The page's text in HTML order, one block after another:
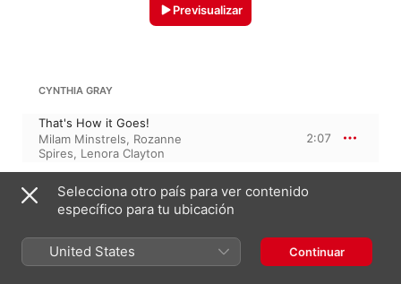
Previsualizar
CYNTHIA GRAY
That's How it Goes!
Milam Minstrels, Rozanne
Spires, Lenora Clayton
2:07
STEVE KUPFERSCHMID
Milam Minstrels,Lenora
Clayton,Rozanne Spires
2:44
Selecciona otro país para ver contenido
específico para tu ubicación
United States Continuar